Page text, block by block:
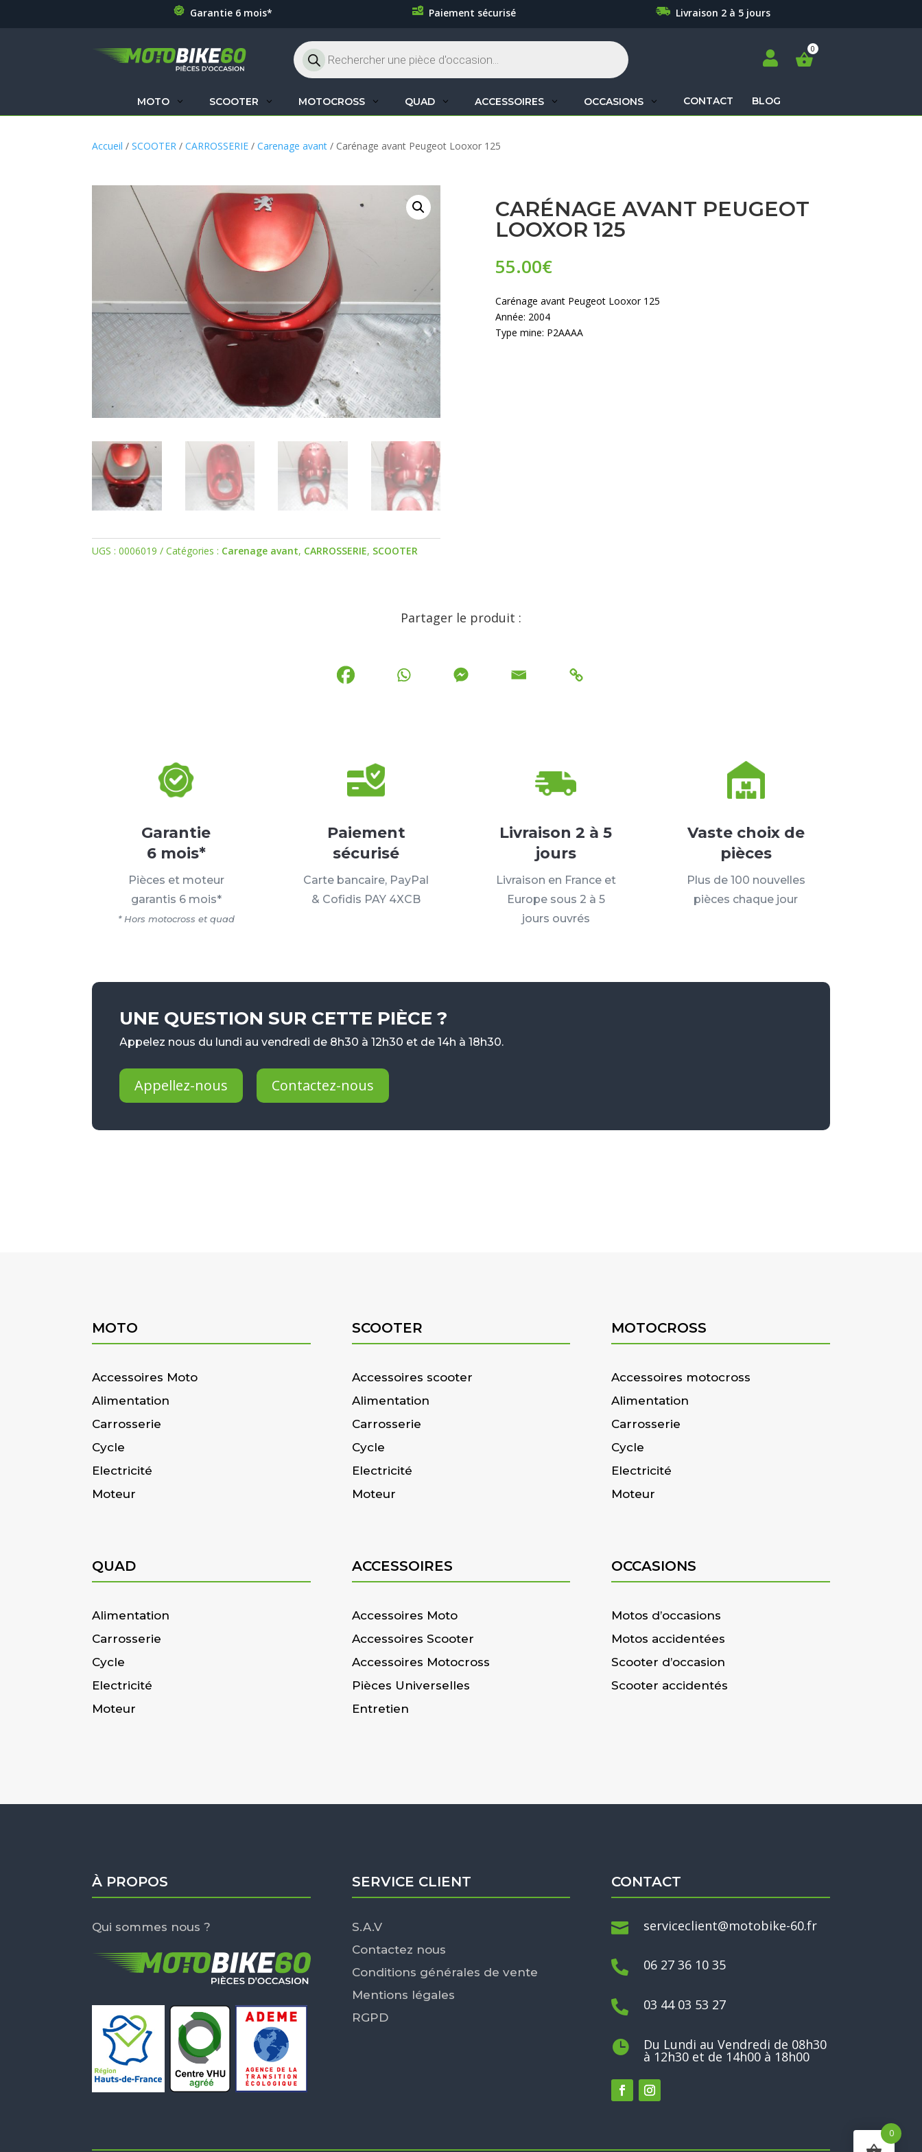
Garantie 6 mois* Paiement sécurisé Livraison 2 à 5 jours
Recherche
de
produits

MOTO SCOOTER MOTOCROSS QUAD ACCESSOIRES OCCASIONS CONTACT BLOG
Accueil /SCOOTER /CARROSSERIE /Carenage avant / Carénage avant Peugeot Looxor 125
UGS :0006019 Catégories : Carenage avant, CARROSSERIE, SCOOTER
CARÉNAGE AVANT PEUGEOT
LOOXOR 125
55.00€
Carénage avant Peugeot Looxor 125
Année: 2004
Type mine: P2AAAA
Partager le produit :
Garantie
6 mois*
Pièces et moteur
garantis 6 mois*
* Hors motocross et quad
Paiement
sécurisé
Carte bancaire, PayPal
& Cofidis PAY 4XCB
Livraison 2 à 5
jours
Livraison en France et
Europe sous 2 à 5
jours ouvrés
Vaste choix de
pièces
Plus de 100 nouvelles
pièces chaque jour
UNE QUESTION SUR CETTE PIÈCE ?
Appelez nous du lundi au vendredi de 8h30 à 12h30 et de 14h à 18h30.
Appellez-nous Contactez-nous
MOTO
Accessoires Moto
Alimentation
Carrosserie
Cycle
Electricité
Moteur
SCOOTER
Accessoires scooter
Alimentation
Carrosserie
Cycle
Electricité
Moteur
MOTOCROSS
Accessoires motocross
Alimentation
Carrosserie
Cycle
Electricité
Moteur
QUAD
Alimentation
Carrosserie
Cycle
Electricité
Moteur
ACCESSOIRES
Accessoires Moto
Accessoires Scooter
Accessoires Motocross
Pièces Universelles
Entretien
OCCASIONS
Motos d’occasions
Motos accidentées
Scooter d’occasion
Scooter accidentés
À PROPOS
Qui sommes nous ?
SERVICE CLIENT
S.A.V
Contactez nous
Conditions générales de vente
Mentions légales
RGPD
CONTACT
 serviceclient@motobike-60.fr
 06 27 36 10 35
 03 44 03 53 27
 Du Lundi au Vendredi de 08h30
à 12h30 et de 14h00 à 18h00
0